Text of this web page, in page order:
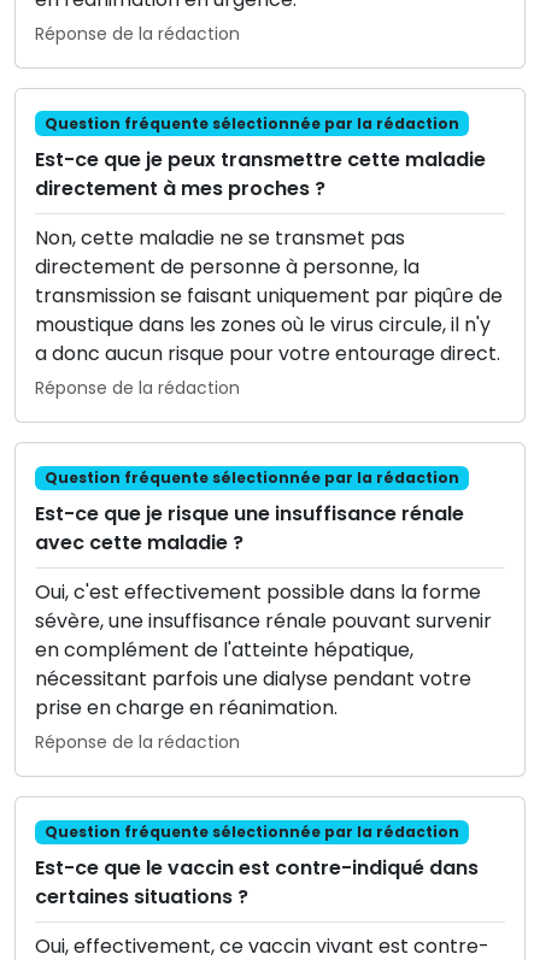
Réponse de la rédaction
Question fréquente sélectionnée par la rédaction
Est-ce que je peux transmettre cette maladie
directement à mes proches ?
Non, cette maladie ne se transmet pas
directement de personne à personne, la
transmission se faisant uniquement par piqûre de
moustique dans les zones où le virus circule, il n'y
a donc aucun risque pour votre entourage direct.
Réponse de la rédaction
Question fréquente sélectionnée par la rédaction
Est-ce que je risque une insuffisance rénale
avec cette maladie ?
Oui, c'est effectivement possible dans la forme
sévère, une insuffisance rénale pouvant survenir
en complément de l'atteinte hépatique,
nécessitant parfois une dialyse pendant votre
prise en charge en réanimation.
Réponse de la rédaction
Question fréquente sélectionnée par la rédaction
Est-ce que le vaccin est contre-indiqué dans
certaines situations ?
Oui, effectivement, ce vaccin vivant est contre-